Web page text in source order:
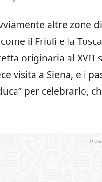
altre zone
il Friuli e la
originaria al XVII
visita a Siena, e i
per celebrarlo,